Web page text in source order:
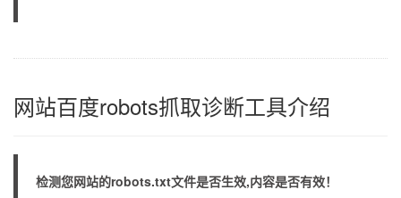
网站百度robots抓取诊断工具介绍
检测您网站的robots.txt文件是否生效,内容是否有效！